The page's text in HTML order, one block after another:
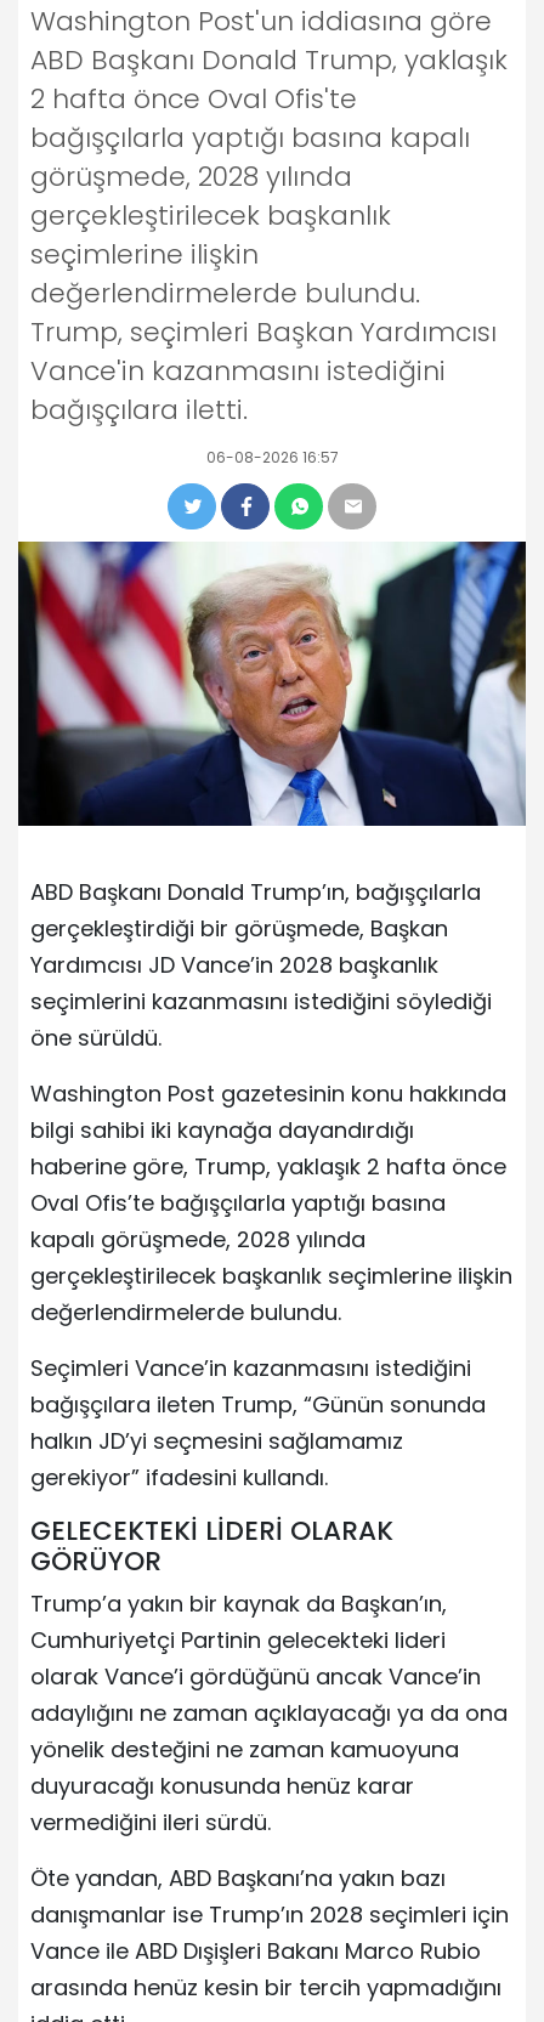
Washington Post'un iddiasına göre
ABD Başkanı Donald Trump, yaklaşık
2 hafta önce Oval Ofis'te
bağışçılarla yaptığı basına kapalı
görüşmede, 2028 yılında
gerçekleştirilecek başkanlık
seçimlerine ilişkin
değerlendirmelerde bulundu.
Trump, seçimleri Başkan Yardımcısı
Vance'in kazanmasını istediğini
bağışçılara iletti.
06-08-2026 16:57
ABD Başkanı Donald Trump’ın, bağışçılarla
gerçekleştirdiği bir görüşmede, Başkan
Yardımcısı JD Vance’in 2028 başkanlık
seçimlerini kazanmasını istediğini söylediği
öne sürüldü.
Washington Post gazetesinin konu hakkında
bilgi sahibi iki kaynağa dayandırdığı
haberine göre, Trump, yaklaşık 2 hafta önce
Oval Ofis’te bağışçılarla yaptığı basına
kapalı görüşmede, 2028 yılında
gerçekleştirilecek başkanlık seçimlerine ilişkin
değerlendirmelerde bulundu.
Seçimleri Vance’in kazanmasını istediğini
bağışçılara ileten Trump, “Günün sonunda
halkın JD’yi seçmesini sağlamamız
gerekiyor” ifadesini kullandı.
GELECEKTEKİ LİDERİ OLARAK
GÖRÜYOR
Trump’a yakın bir kaynak da Başkan’ın,
Cumhuriyetçi Partinin gelecekteki lideri
olarak Vance’i gördüğünü ancak Vance’in
adaylığını ne zaman açıklayacağı ya da ona
yönelik desteğini ne zaman kamuoyuna
duyuracağı konusunda henüz karar
vermediğini ileri sürdü.
Öte yandan, ABD Başkanı’na yakın bazı
danışmanlar ise Trump’ın 2028 seçimleri için
Vance ile ABD Dışişleri Bakanı Marco Rubio
arasında henüz kesin bir tercih yapmadığını